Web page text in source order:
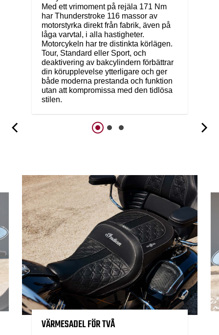
Med ett vrimoment på rejäla 171 Nm
har Thunderstroke 116 massor av
motorstyrka direkt från fabrik, även på
låga varvtal, i alla hastigheter.
Motorcykeln har tre distinkta körlägen.
Tour, Standard eller Sport, och
deaktivering av bakcylindern förbättrar
din körupplevelse ytterligare och ger
både moderna prestanda och funktion
utan att kompromissa med den tidlösa
stilen.
VÄRMESADEL FÖR TVÅ